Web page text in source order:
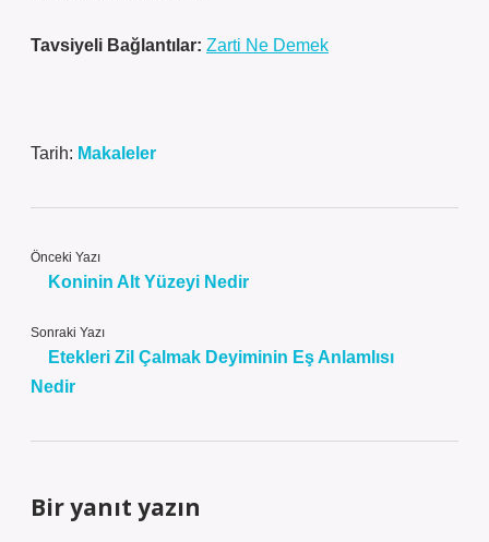
Tavsiyeli Bağlantılar: Zarti Ne Demek
Tarih: Makaleler
Önceki Yazı
Koninin Alt Yüzeyi Nedir
Sonraki Yazı
Etekleri Zil Çalmak Deyiminin Eş Anlamlısı
Nedir
Bir yanıt yazın